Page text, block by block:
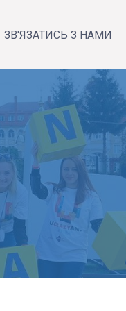
ЗВ'ЯЗАТИСЬ З НАМИ